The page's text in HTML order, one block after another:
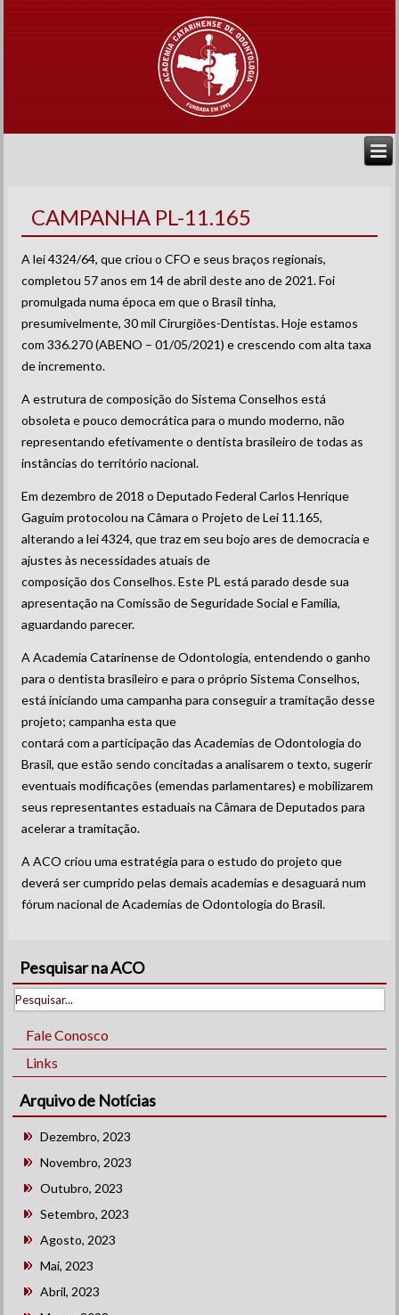
CAMPANHA PL-11.165
A lei 4324/64, que criou o CFO e seus braços regionais,
completou 57 anos em 14 de abril deste ano de 2021. Foi
promulgada numa época em que o Brasil tinha,
presumivelmente, 30 mil Cirurgiões-Dentistas. Hoje estamos
com 336.270 (ABENO – 01/05/2021) e crescendo com alta taxa
de incremento.
A estrutura de composição do Sistema Conselhos está
obsoleta e pouco democrática para o mundo moderno, não
representando efetivamente o dentista brasileiro de todas as
instâncias do território nacional.
Em dezembro de 2018 o Deputado Federal Carlos Henrique
Gaguim protocolou na Câmara o Projeto de Lei 11.165,
alterando a lei 4324, que traz em seu bojo ares de democracia e
ajustes às necessidades atuais de
composição dos Conselhos. Este PL está parado desde sua
apresentação na Comissão de Seguridade Social e Família,
aguardando parecer.
A Academia Catarinense de Odontologia, entendendo o ganho
para o dentista brasileiro e para o próprio Sistema Conselhos,
está iniciando uma campanha para conseguir a tramitação desse
projeto; campanha esta que
contará com a participação das Academias de Odontologia do
Brasil, que estão sendo concitadas a analisarem o texto, sugerir
eventuais modificações (emendas parlamentares) e mobilizarem
seus representantes estaduais na Câmara de Deputados para
acelerar a tramitação.
A ACO criou uma estratégia para o estudo do projeto que
deverá ser cumprido pelas demais academias e desaguará num
fórum nacional de Academias de Odontologia do Brasil.
Pesquisar na ACO
Fale Conosco
Links
Arquivo de Notícias
Dezembro, 2023
Novembro, 2023
Outubro, 2023
Setembro, 2023
Agosto, 2023
Mai, 2023
Abril, 2023